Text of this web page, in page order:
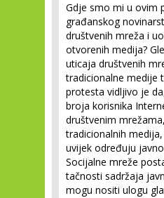
Gdje smo mi u ovim
građanskog
društvenih mreža i
otvorenih medija?
uticaja društvenih
tradicionalne medije
protesta vidljivo je
broja korisnika
društvenim
tradicionalnih
uvijek određuju
Socijalne mreže
tačnosti sadržaja
mogu nositi ulogu